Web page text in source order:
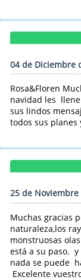
04 de Diciembre
Rosa&Floren
navidad les
sus lindos
todos sus planes
25 de Noviembre
Muchas gracias
naturaleza,los
monstruosas
está a su paso.
nada se puede
Excelente